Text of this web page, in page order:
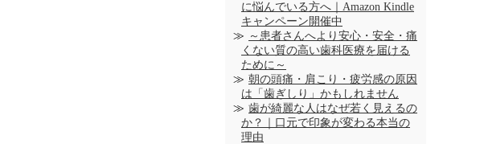
に悩んでいる方へ｜Amazon Kindle
キャンペーン開催中
～患者さんへより安心・安全・痛
くない質の高い歯科医療を届ける
ために～
朝の頭痛・肩こり・疲労感の原因
は「歯ぎしり」かもしれません
歯が綺麗な人はなぜ若く見えるの
か？｜口元で印象が変わる本当の
理由